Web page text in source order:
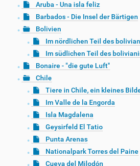
Aruba - Una isla feliz
Barbados - Die Insel der Bärtigen
Bolivien
Im nördlichen Teil des
Im südlichen Teil des
Bonaire - "die gute Luft"
Chile
Tiere in Chile, ein kleines
Im Valle de la Engorda
Isla Magdalena
Geysirfeld El Tatio
Punta Arenas
Nationalpark Torres del Paine
Cueva del Milodón